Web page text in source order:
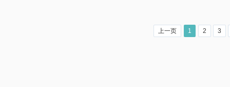
上一页 1 2 3